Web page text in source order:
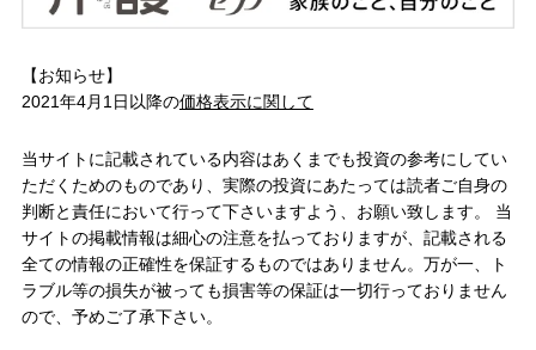
【お知らせ】
2021年4月1日以降の価格表示に関して
当サイトに記載されている内容はあくまでも投資の参考にしてい
ただくためのものであり、実際の投資にあたっては読者ご自身の
判断と責任において行って下さいますよう、お願い致します。 当
サイトの掲載情報は細心の注意を払っておりますが、記載される
全ての情報の正確性を保証するものではありません。万が一、ト
ラブル等の損失が被っても損害等の保証は一切行っておりません
ので、予めご了承下さい。